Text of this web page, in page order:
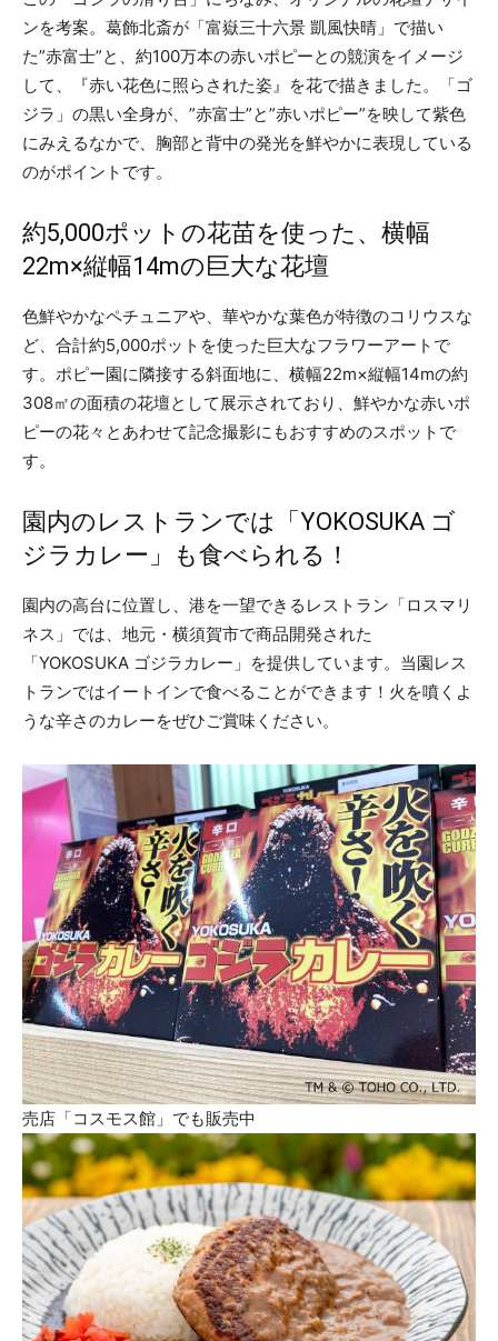
ンを考案。葛飾北斎が「富嶽三十六景 凱風快晴」で描い
た”赤富士”と、約100万本の赤いポピーとの競演をイメージ
して、『赤い花色に照らされた姿』を花で描きました。「ゴ
ジラ」の黒い全身が、”赤富士”と”赤いポピー”を映して紫色
にみえるなかで、胸部と背中の発光を鮮やかに表現している
のがポイントです。
約5,000ポットの花苗を使った、横幅
22m×縦幅14mの巨大な花壇
色鮮やかなペチュニアや、華やかな葉色が特徴のコリウスな
ど、合計約5,000ポットを使った巨大なフラワーアートで
す。ポピー園に隣接する斜面地に、横幅22m×縦幅14mの約
308㎡の面積の花壇として展示されており、鮮やかな赤いポ
ピーの花々とあわせて記念撮影にもおすすめのスポットで
す。
園内のレストランでは「YOKOSUKA ゴ
ジラカレー」も食べられる！
園内の高台に位置し、港を一望できるレストラン「ロスマリ
ネス」では、地元・横須賀市で商品開発された
「YOKOSUKA ゴジラカレー」を提供しています。当園レス
トランではイートインで食べることができます！火を噴くよ
うな辛さのカレーをぜひご賞味ください。
売店「コスモス館」でも販売中